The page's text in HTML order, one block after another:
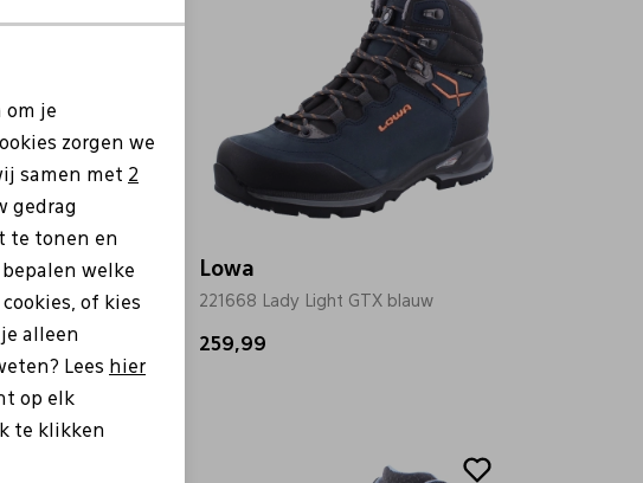
GTX Mid groen
Lowa
221668 Lady Light GTX blauw
259,99
om je
zorgen we
samen met 2
gedrag
te tonen en
welke
of kies
alleen
Lees hier
op elk
te klikken